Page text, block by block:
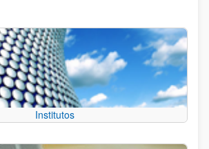
Institutos